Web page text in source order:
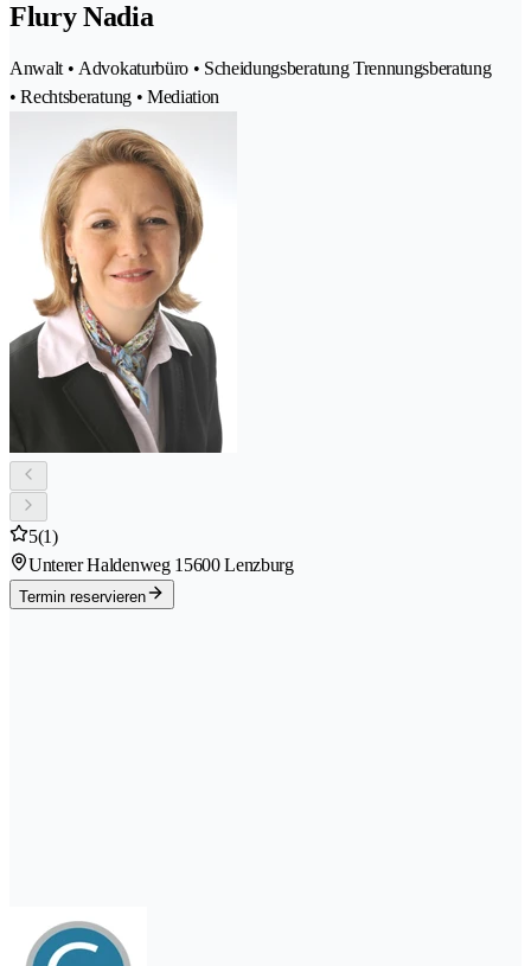
Flury Nadia
Anwalt • Advokaturbüro • Scheidungsberatung Trennungsberatung
• Rechtsberatung • Mediation
5(1)
Unterer Haldenweg 1 5600 Lenzburg
Termin reservieren